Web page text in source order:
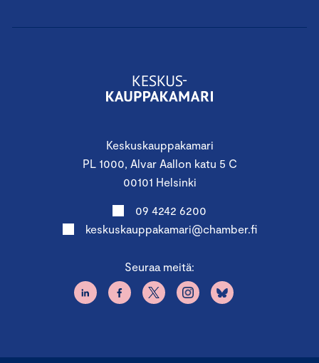
Keskuskauppakamari
PL 1000, Alvar Aallon katu 5 C
00101 Helsinki
09 4242 6200
keskuskauppakamari@chamber.fi
Seuraa meitä: